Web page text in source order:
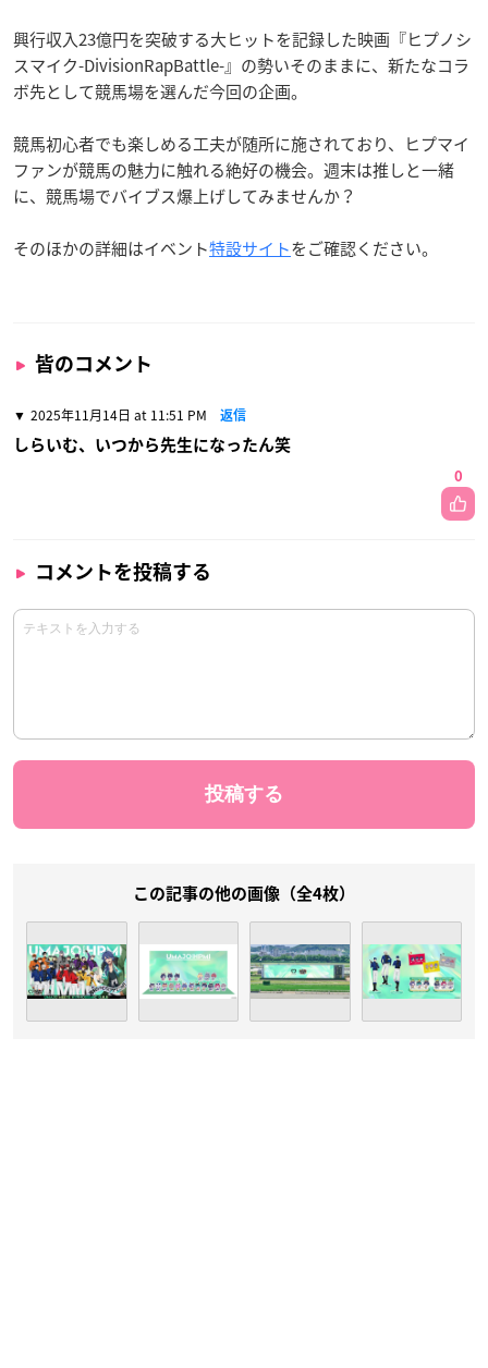
興行収入23億円を突破する大ヒットを記録した映画『ヒプノシ
スマイク-DivisionRapBattle-』の勢いそのままに、新たなコラ
ボ先として競馬場を選んだ今回の企画。
競馬初心者でも楽しめる工夫が随所に施されており、ヒプマイ
ファンが競馬の魅力に触れる絶好の機会。週末は推しと一緒
に、競馬場でバイブス爆上げしてみませんか？
そのほかの詳細はイベント特設サイトをご確認ください。
皆のコメント
2025年11月14日 at 11:51 PM 返信
しらいむ、いつから先生になったん笑
0
コメントを投稿する
この記事の他の画像（全4枚）